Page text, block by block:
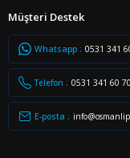
Müşteri Destek
Whatsapp : 0531 341
Telefon : 0531 341 60 70
E-posta :